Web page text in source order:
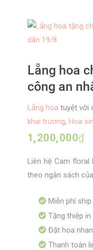
Lẵng hoa
công an
Lẵng hoa tuyệt vời
khai trương, Hoa
1,200,000₫
Liên hệ Cam
theo ngân sách
Miễn phí
Tặng thiệp
Đặt hoa
Thanh toán